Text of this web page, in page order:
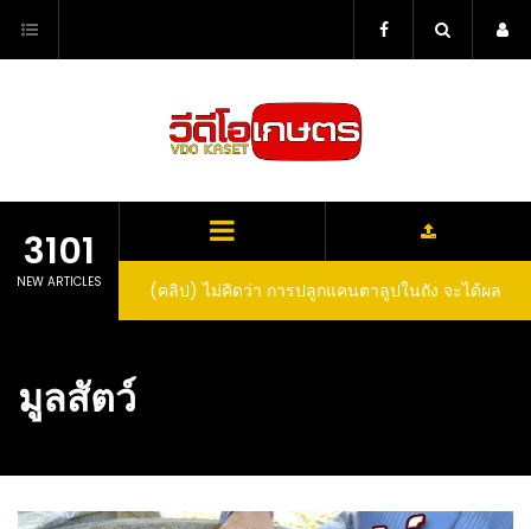
content
3101
NEW ARTICLES
(คลิป) ไม่คิดว่า การปลูกแคนตาลูปในถัง จะได้ผล
ลูกโตและหวานขนาดนี้ I didn’t expect that
มูลสัตว์